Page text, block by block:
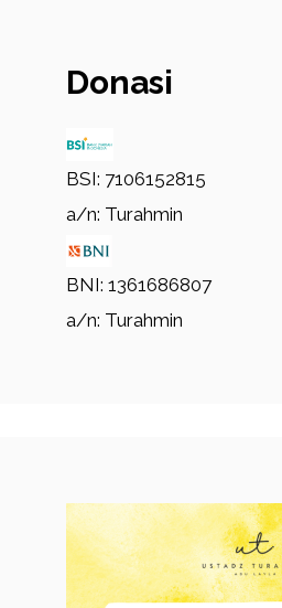
Donasi
BSI: 7106152815
a/n: Turahmin
BNI: 1361686807
a/n: Turahmin